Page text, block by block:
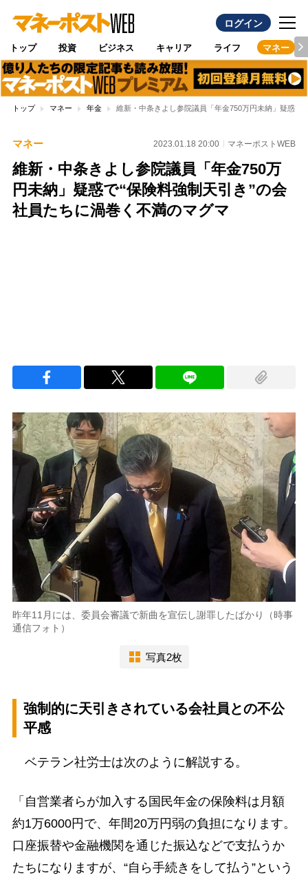
ログイン
トップ 投資 ビジネス キャリア ライフ マネー
トップ マネー 年金 維新・中条きよし参院議員「年金750万円未納」疑惑で
マネー 2023.01.18 20:00 マネーポストWEB
維新・中条きよし参院議員「年金750万
円未納」疑惑で“保険料強制天引き”の会
社員たちに渦巻く不満のマグマ
昨年11月には、委員会審議で新曲を宣伝し謝罪したばかり（時事
通信フォト）
写真2枚
強制的に天引きされている会社員との不公
平感
ベテラン社労士は次のように解説する。
「自営業者らが加入する国民年金の保険料は月額
約1万6000円で、年間20万円弱の負担になります。
口座振替や金融機関を通じた振込などで支払うか
たちになりますが、“自ら手続きをして払う”という